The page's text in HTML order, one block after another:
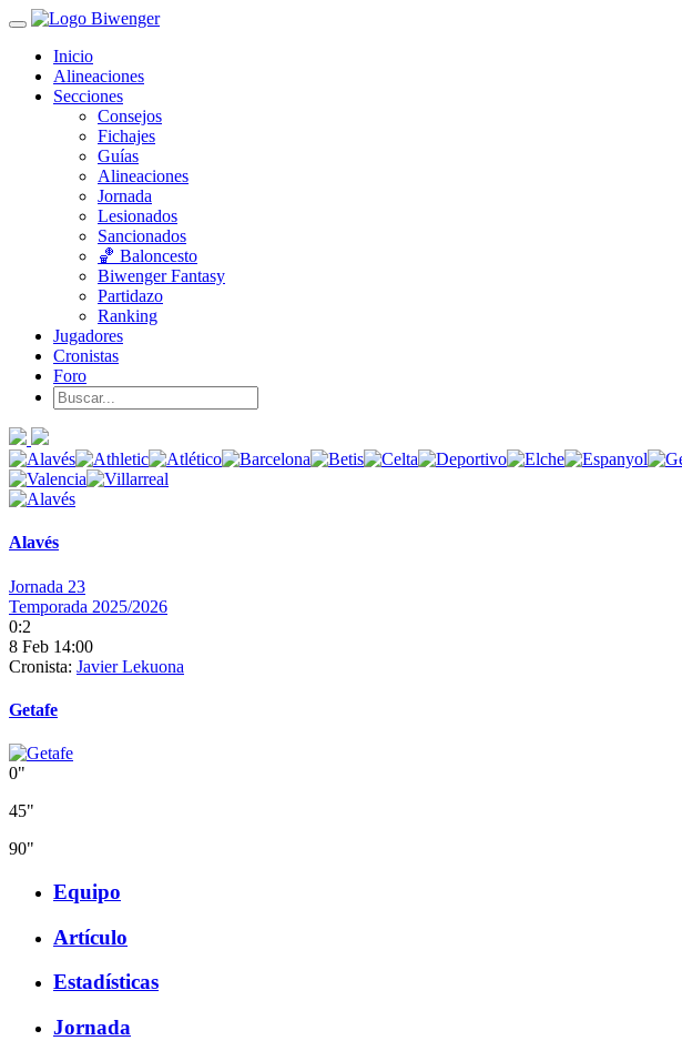
Inicio
Alineaciones
Secciones
Consejos
Fichajes
Guías
Alineaciones
Jornada
Lesionados
Sancionados
🏀 Baloncesto
Biwenger Fantasy
Partidazo
Ranking
Jugadores
Cronistas
Foro
Alavés
Jornada 23
Temporada 2025/2026
0:2
8 Feb 14:00
Cronista: Javier Lekuona
Getafe
0"
45"
90"
Equipo
Artículo
Estadísticas
Jornada